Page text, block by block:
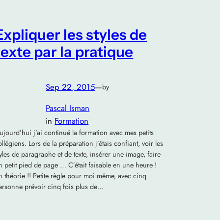
les styles de
par la pratique
Sep 22, 2015—by
Pascal Isman
in Formation
j’ai continué la formation avec mes petits
Lors de la préparation j’étais confiant, voir les
de paragraphe et de texte, insérer une image, faire
petit pied de page … C’était faisable en une heure !
théorie !! Petite règle pour moi même, avec cinq
prévoir cinq fois plus de…